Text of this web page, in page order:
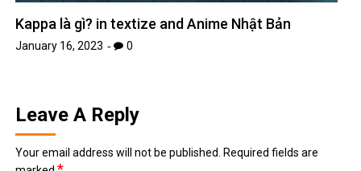
Kappa là gì? in textize and Anime Nhật Bản
January 16, 2023 0
Leave A Reply
Your email address will not be published.
Required fields are